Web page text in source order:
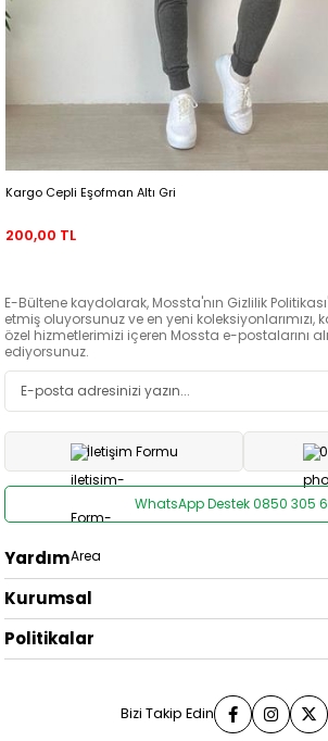
Kargo Cepli Eşofman Altı Gri
200,00 TL
E-Bültene kaydolarak, Mossta'nın Gizlilik
etmiş oluyorsunuz ve en yeni koleksiyonlarımızı,
özel hizmetlerimizi içeren Mossta e-postalarını
ediyorsunuz.
İletişim Formu
WhatsApp Destek 0850 305
Yardım
Kurumsal
Politikalar
Bizi Takip Edin